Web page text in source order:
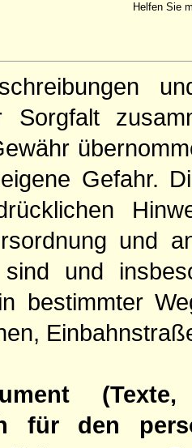
Helfen Sie
Sorgfalt
Gefahr.
und
sind und
bestimmter
für den